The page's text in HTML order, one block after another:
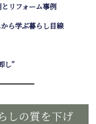
リフォーム事例
ら学ぶ暮らし目線
し”
しの質を下げ